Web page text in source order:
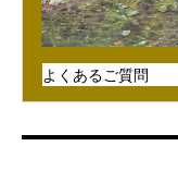
よくあるご質問